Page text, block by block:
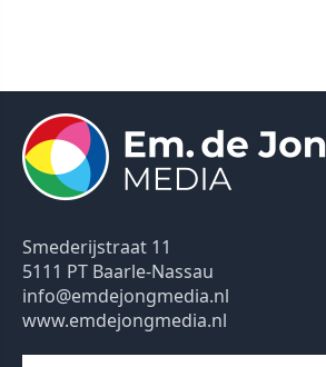
Smederijstraat 11
5111 PT Baarle-Nassau
info@emdejongmedia.nl
www.emdejongmedia.nl